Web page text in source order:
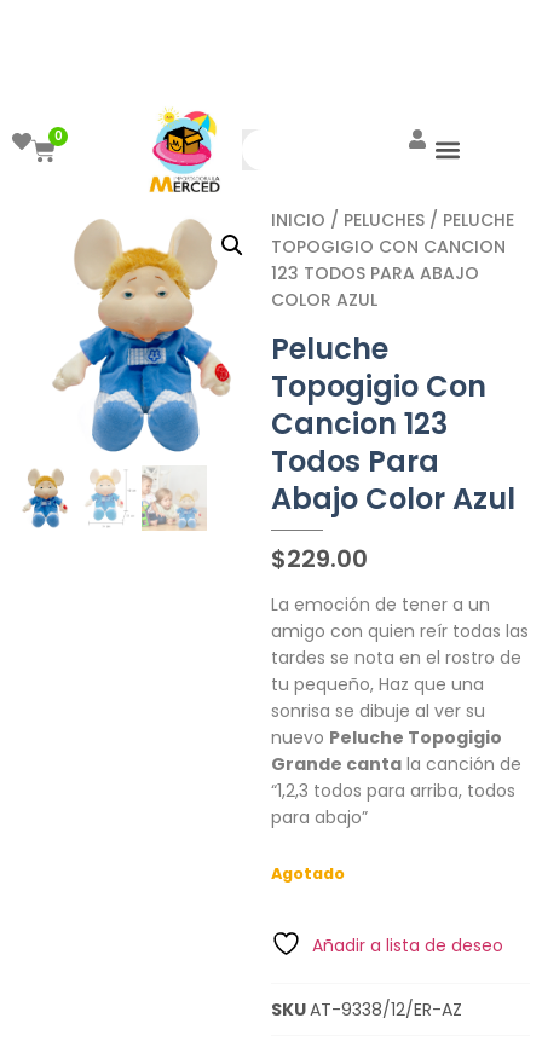
0
INICIO / PELUCHES / PELUCHE
TOPOGIGIO CON CANCION
123 TODOS PARA ABAJO
COLOR AZUL
Peluche
Topogigio Con
Cancion 123
Todos Para
Abajo Color Azul
$229.00
La emoción de tener a un
amigo con quien reír todas las
tardes se nota en el rostro de
tu pequeño, Haz que una
sonrisa se dibuje al ver su
nuevo Peluche Topogigio
Grande canta la canción de
“1,2,3 todos para arriba, todos
para abajo”
Agotado
Añadir a lista de deseo
SKUAT-9338/12/ER-AZ